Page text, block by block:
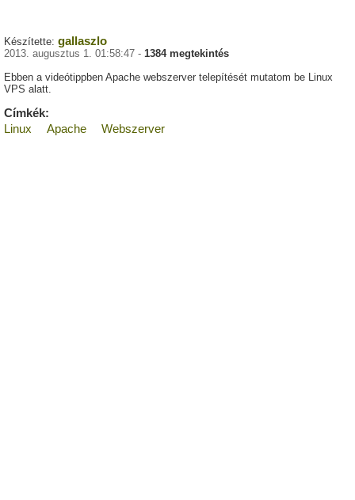
Készítette: gallaszlo
2013. augusztus 1. 01:58:47 - 1384 megtekintés
Ebben a videótippben Apache webszerver telepítését mutatom be Linux
VPS alatt.
Címkék:
Linux
Apache Webszerver